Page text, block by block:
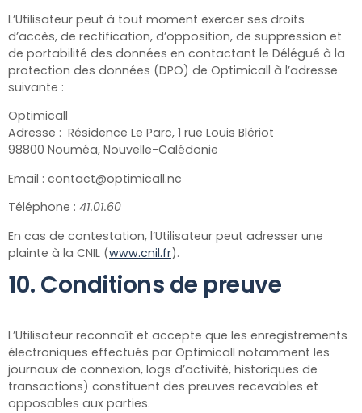
L’Utilisateur peut à tout moment exercer ses droits
d’accès, de rectification, d’opposition, de suppression et
de portabilité des données en contactant le Délégué à la
protection des données (DPO) de Optimicall à l’adresse
suivante :
Optimicall
Adresse : Résidence Le Parc, 1 rue Louis Blériot
98800 Nouméa, Nouvelle-Calédonie
Email : contact@optimicall.nc
Téléphone : 41.01.60
En cas de contestation, l’Utilisateur peut adresser une
plainte à la CNIL (www.cnil.fr).
10. Conditions de preuve
L’Utilisateur reconnaît et accepte que les enregistrements
électroniques effectués par Optimicall notamment les
journaux de connexion, logs d’activité, historiques de
transactions) constituent des preuves recevables et
opposables aux parties.